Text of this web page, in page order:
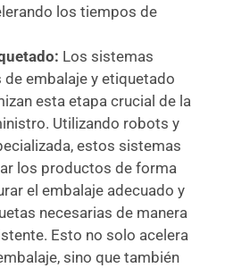
los tiempos de
Los sistemas
embalaje y etiquetado
esta etapa crucial de la
Utilizando robots y
estos sistemas
los productos de forma
el embalaje adecuado y
necesarias de manera
Esto no solo acelera
sino que también